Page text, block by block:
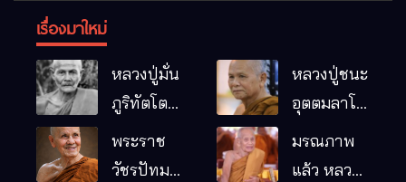
เรื่องมาใหม่
หลวงปู่มั่น
ภูริทัตโต
พระอริยเจ้า
ผู้เป็นบิดา
หลวงปู่ชนะ
อุตตมลาโภ
หมากอื๋อ
พระราช
วัชรปัทม
มรณภาพ
แล้ว หลวง